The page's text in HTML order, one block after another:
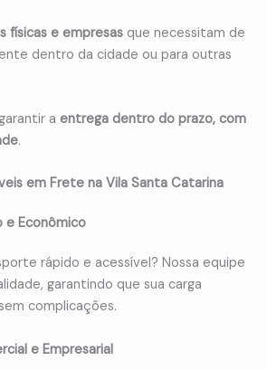
físicas e empresas que necessitam de
dentro da cidade ou para outras
a entrega dentro do prazo, com
.
em Frete na Vila Santa Catarina
e Econômico
rápido e acessível? Nossa equipe
garantindo que sua carga
complicações.
e Empresarial